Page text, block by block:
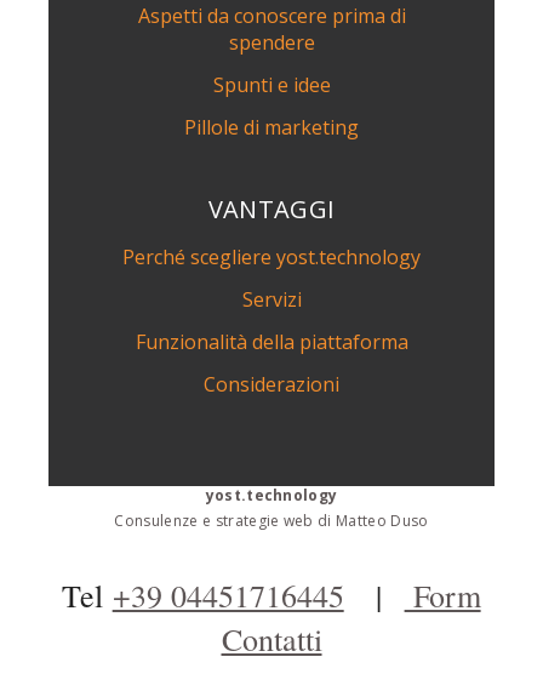
Aspetti da conoscere prima di
spendere
Spunti e idee
Pillole di marketing
VANTAGGI
Perché scegliere yost.technology
Servizi
Funzionalità della piattaforma
Considerazioni
yost.technology
Consulenze e strategie web di Matteo Duso
Tel +39 04451716445 |
Form
Contatti